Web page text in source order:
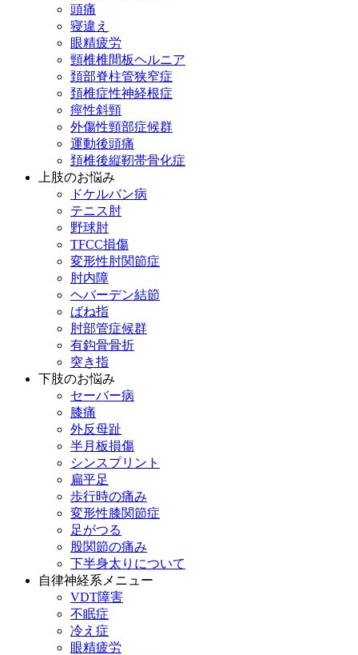
頭痛
寝違え
眼精疲労
頸椎椎間板ヘルニア
頚部脊柱管狭窄症
頚椎症性神経根症
痙性斜頸
外傷性頸部症候群
運動後頭痛
頚椎後縦靭帯骨化症
上肢のお悩み
ドケルバン病
テニス肘
野球肘
TFCC損傷
変形性肘関節症
肘内障
ヘバーデン結節
ばね指
肘部管症候群
有鈎骨骨折
突き指
下肢のお悩み
セーバー病
膝痛
外反母趾
半月板損傷
シンスプリント
扁平足
歩行時の痛み
変形性膝関節症
足がつる
股関節の痛み
下半身太りについて
自律神経系メニュー
VDT障害
不眠症
冷え症
眼精疲労